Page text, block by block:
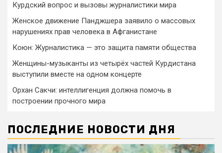
Курдский вопрос и вызовы журналистики мира
Женское движение Панджшера заявило о массовых
нарушениях прав человека в Афганистане
Коюн: Журналистика — это защита памяти общества
Женщины-музыканты из четырёх частей Курдистана
выступили вместе на одном концерте
Орхан Сакчи: интеллигенция должна помочь в
построении прочного мира
ПОСЛЕДНИЕ НОВОСТИ ДНЯ